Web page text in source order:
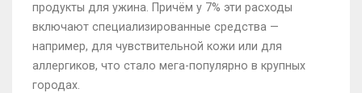
продукты для ужина. Причём у 7% эти расходы
включают специализированные средства —
например, для чувствительной кожи или для
аллергиков, что стало мега-популярно в крупных
городах.